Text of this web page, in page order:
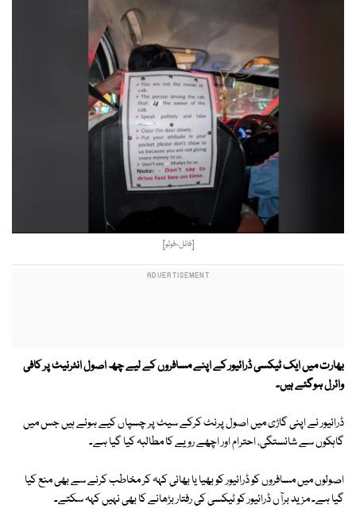
[فائل-فوٹو]
بھارت میں ایک ٹیکسی ڈرائیور کے اپنے مسافروں کے لیے چھ اصول انٹرنیٹ پر کافی
وائرل ہوگئے ہیں۔
ڈرائیور نے اپنی گاڑی میں اصول پرنٹ کرکے سیٹ پر چسپاں کیے ہوئے ہیں جس میں
گاہکوں سے شائستگی، احترام اور اچھے رویے کا مطالبہ کیا گیا ہے۔
اصولوں میں مسافروں کو ڈرائیور کو بھیا یا بھائی کہہ کر مخاطب کرنے سے بھی منع کیا
گیا ہے۔ مزید برآں ڈرائیور کو ٹیکسی کی رفتار بڑھانے کا بھی نہیں کہہ سکتے۔